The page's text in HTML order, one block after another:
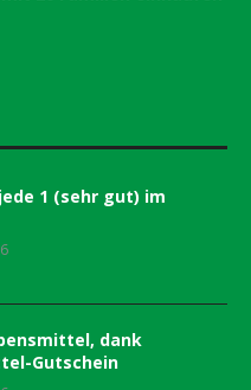
1 (sehr gut) im
dank
Gutschein